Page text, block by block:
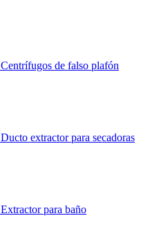
Centrífugos de falso plafón
Ducto extractor para secadoras
Extractor para baño